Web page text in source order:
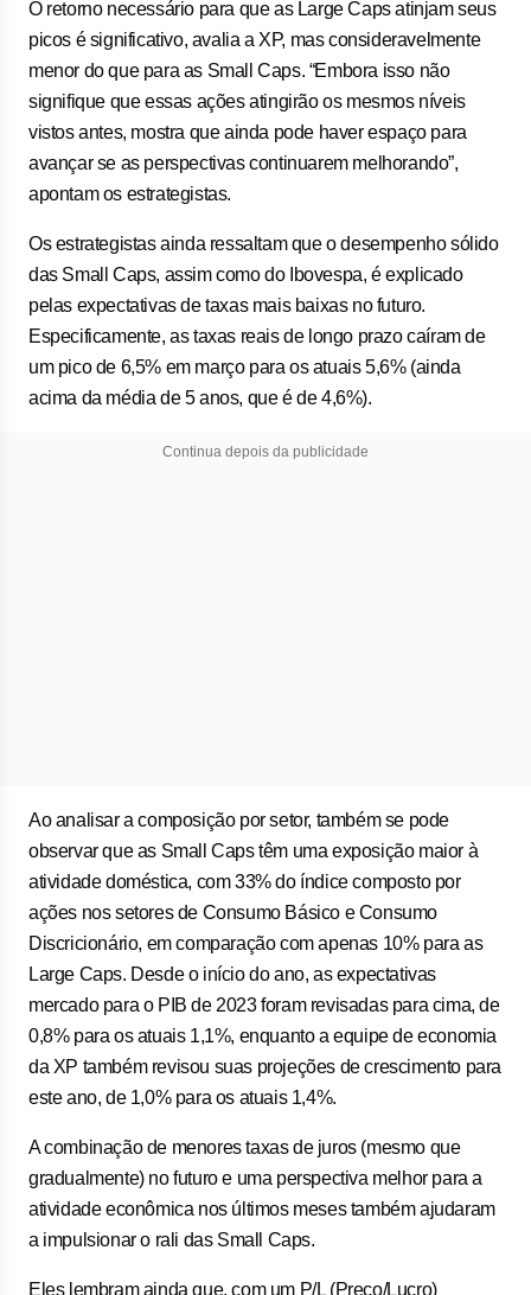
O retorno necessário para que as Large Caps atinjam seus
picos é significativo, avalia a XP, mas consideravelmente
menor do que para as Small Caps. “Embora isso não
signifique que essas ações atingirão os mesmos níveis
vistos antes, mostra que ainda pode haver espaço para
avançar se as perspectivas continuarem melhorando”,
apontam os estrategistas.
Os estrategistas ainda ressaltam que o desempenho sólido
das Small Caps, assim como do Ibovespa, é explicado
pelas expectativas de taxas mais baixas no futuro.
Especificamente, as taxas reais de longo prazo caíram de
um pico de 6,5% em março para os atuais 5,6% (ainda
acima da média de 5 anos, que é de 4,6%).
Continua depois da publicidade
Ao analisar a composição por setor, também se pode
observar que as Small Caps têm uma exposição maior à
atividade doméstica, com 33% do índice composto por
ações nos setores de Consumo Básico e Consumo
Discricionário, em comparação com apenas 10% para as
Large Caps. Desde o início do ano, as expectativas
mercado para o PIB de 2023 foram revisadas para cima, de
0,8% para os atuais 1,1%, enquanto a equipe de economia
da XP também revisou suas projeções de crescimento para
este ano, de 1,0% para os atuais 1,4%.
A combinação de menores taxas de juros (mesmo que
gradualmente) no futuro e uma perspectiva melhor para a
atividade econômica nos últimos meses também ajudaram
a impulsionar o rali das Small Caps.
Eles lembram ainda que, com um P/L (Preço/Lucro)